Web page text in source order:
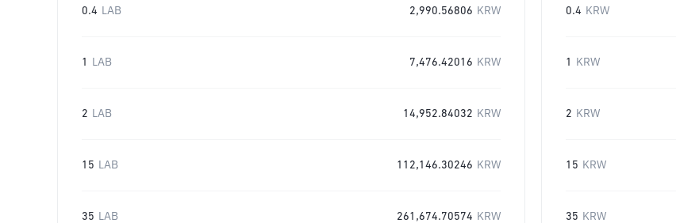
0.4 LAB 2,990.56806 KRW
1 LAB 7,476.42016 KRW
2 LAB 14,952.84032 KRW
15 LAB 112,146.30246 KRW
35 LAB 261,674.70574 KRW
0.4 KRW
1 KRW
2 KRW
15 KRW
35 KRW